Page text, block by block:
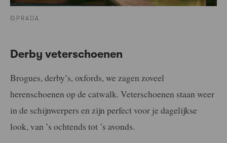
©PRADA
Derby veterschoenen
Brogues, derby’s, oxfords, we zagen zoveel
herenschoenen op de catwalk. Veterschoenen staan weer
in de schijnwerpers en zijn perfect voor je dagelijkse
look, van ’s ochtends tot ’s avonds.